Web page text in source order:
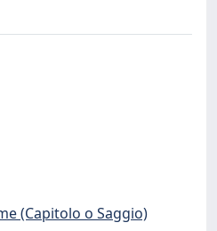
(Capitolo o Saggio)